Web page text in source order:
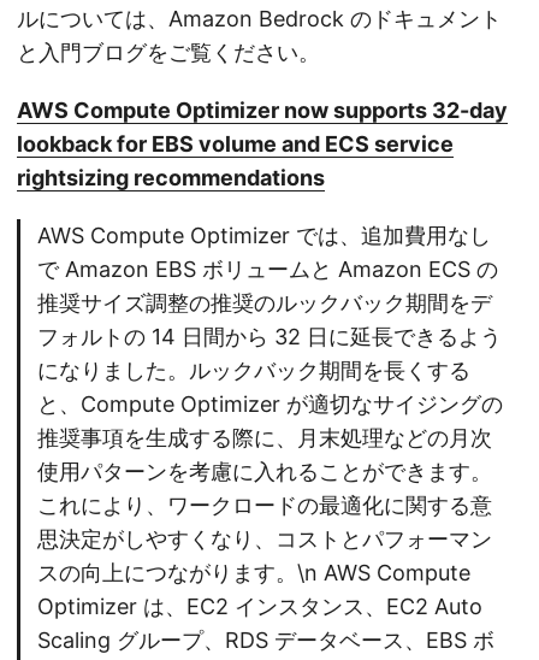
ルについては、Amazon Bedrock のドキュメント
と入門ブログをご覧ください。
AWS Compute Optimizer now supports 32-day
lookback for EBS volume and ECS service
rightsizing recommendations
AWS Compute Optimizer では、追加費用なし
で Amazon EBS ボリュームと Amazon ECS の
推奨サイズ調整の推奨のルックバック期間をデ
フォルトの 14 日間から 32 日に延長できるよう
になりました。ルックバック期間を長くする
と、Compute Optimizer が適切なサイジングの
推奨事項を生成する際に、月末処理などの月次
使用パターンを考慮に入れることができます。
これにより、ワークロードの最適化に関する意
思決定がしやすくなり、コストとパフォーマン
スの向上につながります。\n AWS Compute
Optimizer は、EC2 インスタンス、EC2 Auto
Scaling グループ、RDS データベース、EBS ボ